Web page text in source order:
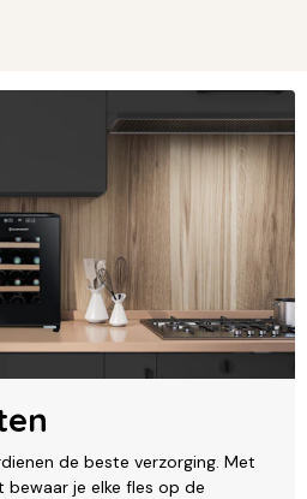
de beste verzorging. Met
bewaar je elke fles op de